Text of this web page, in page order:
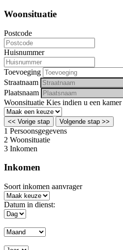
Woonsituatie
Postcode
Huisnummer
Toevoeging
Straatnaam
Plaatsnaam
Woonsituatie Kies indien u een
<< Vorige stap Volgende stap >>
1 Persoonsgegevens
2 Woonsituatie
3 Inkomen
Inkomen
Soort inkomen aanvrager
Datum in dienst: